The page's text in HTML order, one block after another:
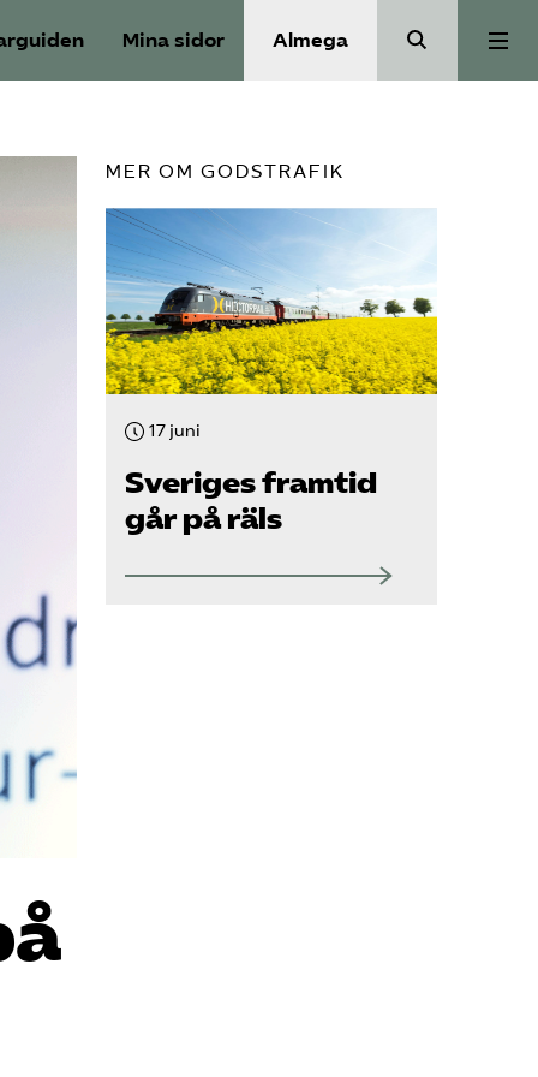
Mina sidor Almega
Reformagenda för järnvägen
Våra frågor
Aktiviteter
MER OM GODSTRAFIK
17 juni
Sveriges framtid
går på räls